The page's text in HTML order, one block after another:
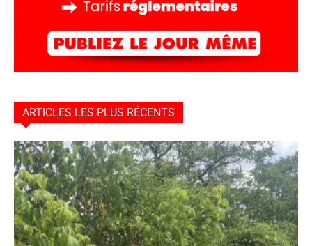
ARTICLES LES PLUS RÉCENTS